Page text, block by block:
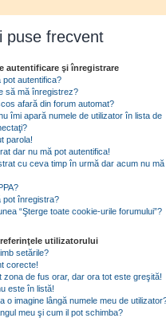
puse frecvent
autentificare şi înregistrare
pot autentifica?
să mă înregistrez?
afară din forum automat?
îmi apară numele de utilizator în lista de
parola!
dar nu mă pot autentifica!
cu ceva timp în urmă dar acum nu mă
pot înregistra?
“Şterge toate cookie-urile forumului”?
utilizatorului
setările?
corecte!
zona de fus orar, dar ora tot este greşită!
este în listă!
o imagine lângă numele meu de
meu şi cum il pot schimba?